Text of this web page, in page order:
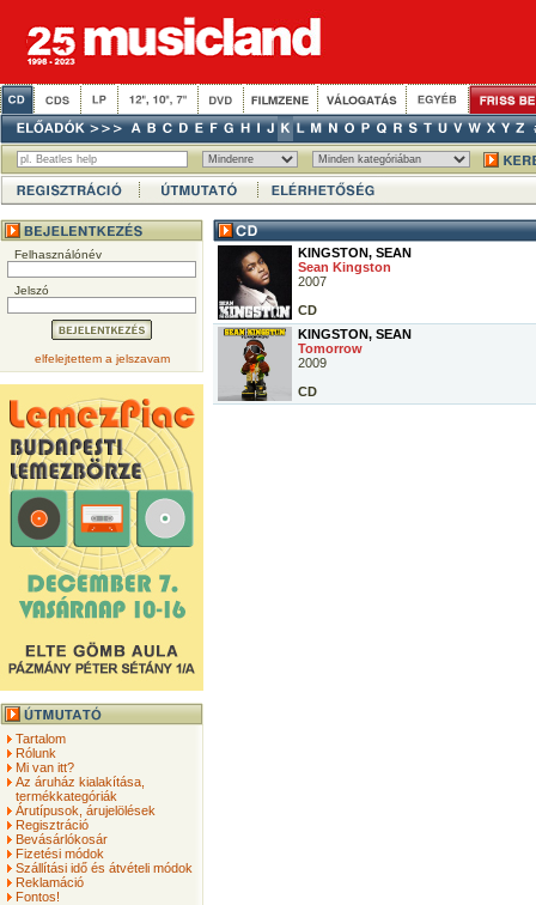
Felhasználónév
Jelszó
elfelejtettem a jelszavam
Tartalom
Rólunk
Mi van itt?
Az áruház kialakítása,
termékkategóriák
Árutípusok, árujelölések
Regisztráció
Bevásárlókosár
Fizetési módok
Szállítási idő és átvételi módok
Reklamáció
Fontos!
KINGSTON, SEAN
Sean Kingston
2007
CD
KINGSTON, SEAN
Tomorrow
2009
CD